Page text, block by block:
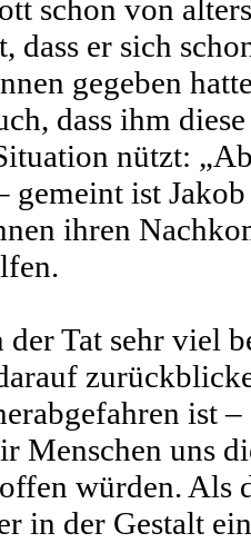
schon von
dass er sich
gegeben
dass ihm
nützt:
gemeint ist
ihren
der Tat sehr viel
ist
Menschen uns
würden. Als
in der Gestalt